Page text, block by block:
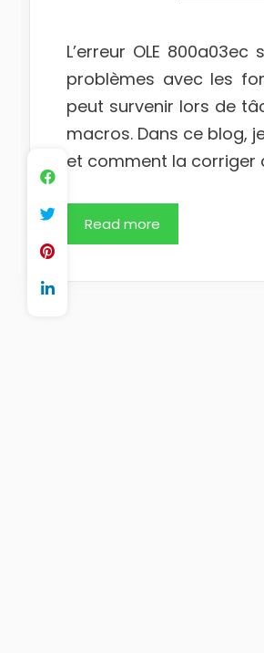
L’erreur OLE
problèmes avec les
peut survenir lors de
macros. Dans ce blog,
et comment la corriger
Read more